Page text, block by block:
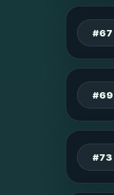
#67
#69
#73